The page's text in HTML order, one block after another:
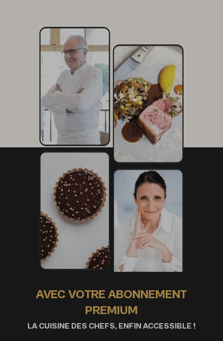
AVEC VOTRE ABONNEMENT
PREMIUM
LA CUISINE DES CHEFS, ENFIN ACCESSIBLE !